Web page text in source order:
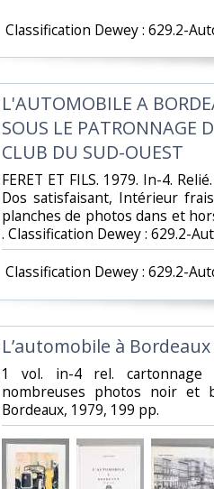
Classification Dewey : 629.2-
‎L'AUTOMOBILE A
SOUS LE PATRONNAGE
CLUB DU SUD-OUEST‎
‎FERET ET FILS. 1979. In-4.
Dos satisfaisant, Intérieur
planches de photos dans et
. Classification Dewey : 629.2-
Classification Dewey : 629.2-
‎L’automobile à
‎1 vol. in-4 rel. cartonnage
nombreuses photos noir et
Bordeaux, 1979, 199 pp. ‎